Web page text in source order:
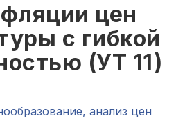
цен
с гибкой
(УТ 11)
анализ цен